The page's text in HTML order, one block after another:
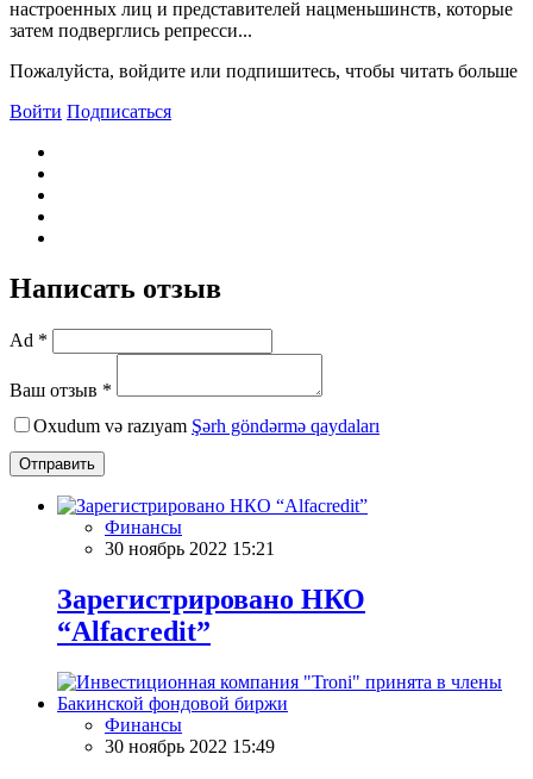
настроенных лиц и представителей нацменьшинств, которые
затем подверглись репресси...
Пожалуйста, войдите или подпишитесь, чтобы читать больше
Войти Подписаться
Написать отзыв
Ad *
Ваш отзыв *
Oxudum və razıyam Şərh göndərmə qaydaları
Отправить
Финансы
30 ноябрь 2022 15:21
Зарегистрировано НКО
“Alfacredit”
Финансы
30 ноябрь 2022 15:49